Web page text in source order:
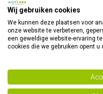
Wij gebruiken cookies
We kunnen deze plaatsen voor
onze website te verbeteren,
een geweldige website-ervaring
cookies die we gebruiken opent u